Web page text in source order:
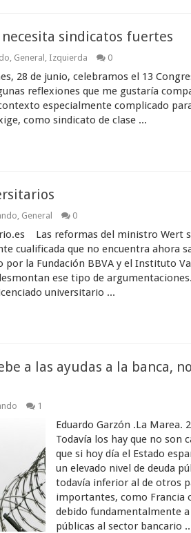
sindicatos fuertes
, General , Izquierda 0
28 de junio, celebramos el 13
reflexiones que me gustaría
especialmente complicado
como sindicato de clase ...
, General 0
Las reformas del ministro Wert
cualificada que no encuentra ahora
por la Fundación BBVA y el Instituto
ese tipo de
universitario ...
a las ayudas a la banca,
1
Eduardo Garzón .La Marea.
Todavía los hay que no son
que si hoy día el Estado
un elevado nivel de deuda
todavía inferior al de otros
importantes, como Francia
debido fundamentalmente a
públicas al sector bancario